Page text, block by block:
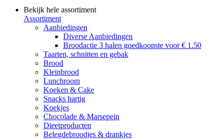
Bekijk hele assortiment
Assortiment
Aanbiedingen
Diverse Aanbiedingen
Broodactie 3 halen goedkoopste voor € 1.50
Taarten, schnitten en gebak
Brood
Kleinbrood
Lunchroom
Koeken & Cake
Snacks hartig
Koekjes
Chocolade & Marsepein
Dieetproducten
Belegdebroodjes & drankjes